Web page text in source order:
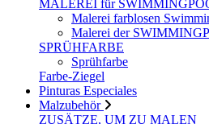
MALEREI für
Malerei farblosen
Malerei der
SPRÜHFARBE
Sprühfarbe
Farbe-Ziegel
Pinturas Especiales
Malzubehör
ZUSÄTZE, UM ZU MALEN